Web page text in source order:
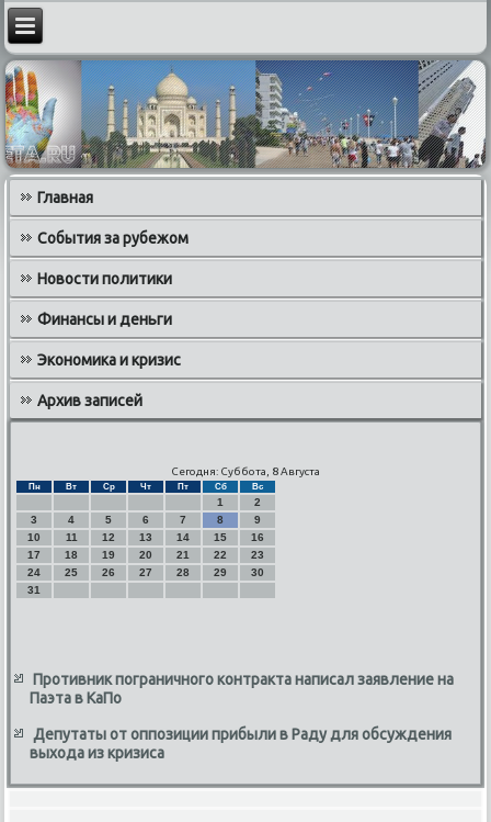
Главная
События за рубежом
Новости политики
Финансы и деньги
Экономика и кризис
Архив записей
Сегодня: Суббота, 8 Августа
Пн Вт Ср Чт Пт Сб Вс
1
2
3
4 5 6 7 8
9
10
11 12 13 14 15
16
17
18 19 20 21 22
23
24
25 26 27 28 29
30
31
Противник пограничного контракта написал заявление на
Паэта в КаПо
Депутаты от оппозиции прибыли в Раду для обсуждения
выхода из кризиса